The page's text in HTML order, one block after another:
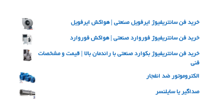
خرید فن سانتریفیوژ ایرفویل صنعتی | هواکش ایرفویل
خرید فن سانتریفیوژ فوروارد صنعتی | هواکش فوروارد
خرید فن سانتریفیوژ بکوارد صنعتی با راندمان بالا | قیمت و مشخصات
فنی
الکتروموتور ضد انفجار
صداگیر یا سایلنسر